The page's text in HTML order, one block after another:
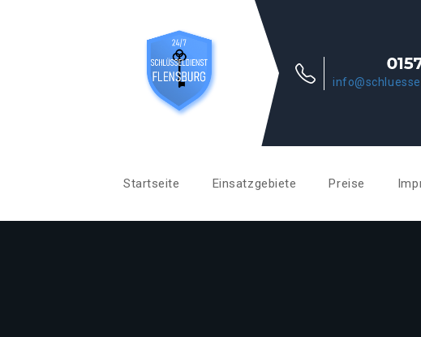
Startseite Einsatzgebiete Preise